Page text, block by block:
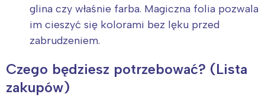
glina czy właśnie farba. Magiczna folia pozwala
im cieszyć się kolorami bez lęku przed
zabrudzeniem.
Czego będziesz potrzebować? (Lista
zakupów)